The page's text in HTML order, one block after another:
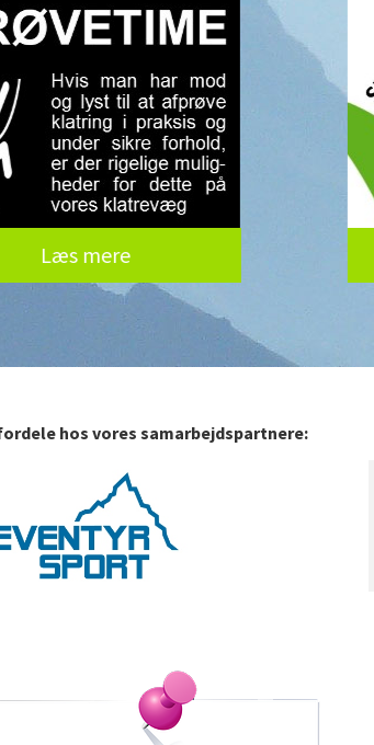
Læs mere
hos vores samarbejdspartnere: